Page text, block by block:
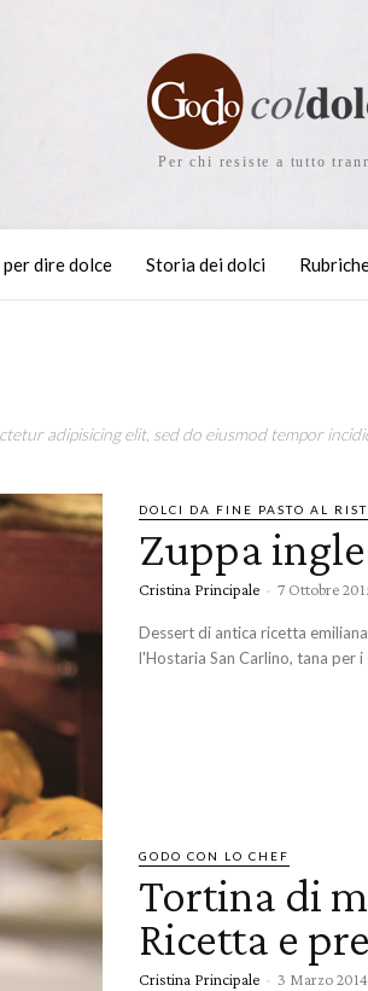
Per chi resiste a tutto
dire dolce Storia dei dolci
adipisicing elit, sed do eiusmod tempor
DOLCI DA FINE PASTO AL
Zuppa
Cristina Principale - 7 Ottobre
Dessert di antica ricetta
l'Hostaria San Carlino, tana per
GODO CON LO CHEF
Tortina di
Ricetta e
Cristina Principale - 3 Marzo 2014